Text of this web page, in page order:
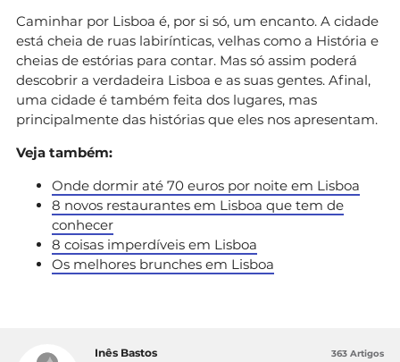
Caminhar por Lisboa é, por si só, um encanto. A cidade
está cheia de ruas labirínticas, velhas como a História e
cheias de estórias para contar. Mas só assim poderá
descobrir a verdadeira Lisboa e as suas gentes. Afinal,
uma cidade é também feita dos lugares, mas
principalmente das histórias que eles nos apresentam.
Veja também:
Onde dormir até 70 euros por noite em Lisboa
8 novos restaurantes em Lisboa que tem de
conhecer
8 coisas imperdíveis em Lisboa
Os melhores brunches em Lisboa
Inês Bastos 363 Artigos